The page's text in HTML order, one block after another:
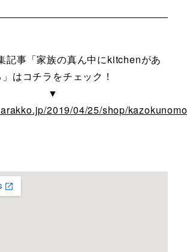
記事「家族の真ん中にkitchenがあ
」はコチラをチェック！
▼
2019/04/25/shop/